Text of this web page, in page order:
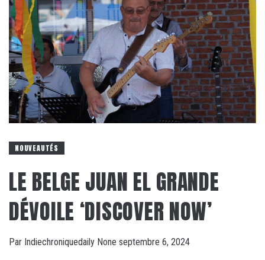
NOUVEAUTÉS
LE BELGE JUAN EL GRANDE
DÉVOILE ‘DISCOVER NOW’
Par Indiechroniquedaily None septembre 6, 2024